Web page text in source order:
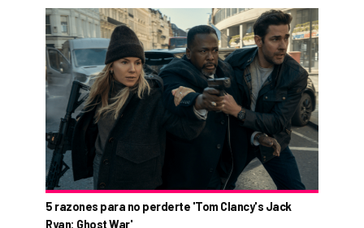
5 razones para no perderte 'Tom Clancy's Jack
Ryan: Ghost War'